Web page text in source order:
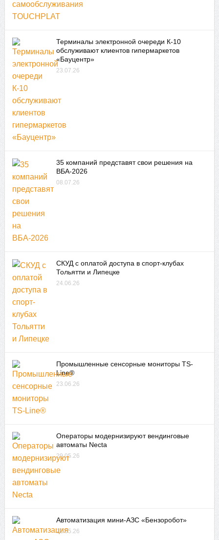
Терминалы электронной очереди К-10
обслуживают клиентов гипермаркетов
«Бауцентр»
23.07.26
35 компаний представят свои решения на
ВБА-2026
08.07.26
СКУД с оплатой доступа в спорт-клубах
Тольятти и Липецке
24.06.26
Промышленные сенсорные мониторы TS-
Line®
23.06.26
Операторы модернизируют вендинговые
автоматы Necta
29.05.26
Автоматизация мини-АЗС «Бензоробот»
22.05.26